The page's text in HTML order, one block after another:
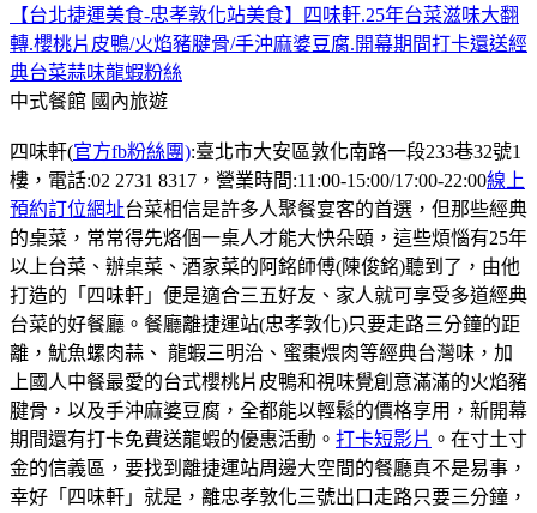
【台北捷運美食-忠孝敦化站美食】四味軒.25年台菜滋味大翻
轉.櫻桃片皮鴨/火焰豬腱骨/手沖麻婆豆腐.開幕期間打卡還送經
典台菜蒜味龍蝦粉絲
中式餐館 國內旅遊
四味軒(官方fb粉絲團):臺北市大安區敦化南路一段233巷32號1
樓，電話:02 2731 8317，營業時間:11:00-15:00/17:00-22:00線上
預約訂位網址台菜相信是許多人聚餐宴客的首選，但那些經典
的桌菜，常常得先烙個一桌人才能大快朵頤，這些煩惱有25年
以上台菜、辦桌菜、酒家菜的阿銘師傅(陳俊銘)聽到了，由他
打造的「四味軒」便是適合三五好友、家人就可享受多道經典
台菜的好餐廳。餐廳離捷運站(忠孝敦化)只要走路三分鐘的距
離，魷魚螺肉蒜、 龍蝦三明治、蜜棗煨肉等經典台灣味，加
上國人中餐最愛的台式櫻桃片皮鴨和視味覺創意滿滿的火焰豬
腱骨，以及手沖麻婆豆腐，全都能以輕鬆的價格享用，新開幕
期間還有打卡免費送龍蝦的優惠活動。 打卡短影片 。在寸土寸
金的信義區，要找到離捷運站周邊大空間的餐廳真不是易事，
幸好「四味軒」就是，離忠孝敦化三號出口走路只要三分鐘，